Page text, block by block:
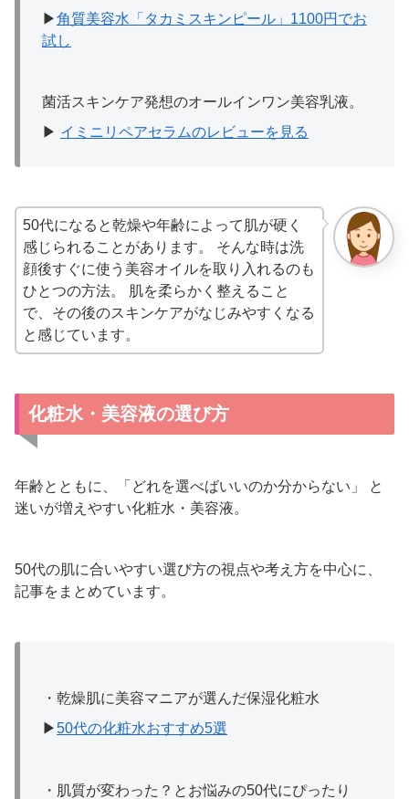
▶角質美容水「タカミスキンピール」1100円でお
試し
菌活スキンケア発想のオールインワン美容乳液。
▶ イミニリペアセラムのレビューを見る
50代になると乾燥や年齢によって肌が硬く
感じられることがあります。 そんな時は洗
顔後すぐに使う美容オイルを取り入れるのも
ひとつの方法。 肌を柔らかく整えること
で、その後のスキンケアがなじみやすくなる
と感じています。
化粧水・美容液の選び方
年齢とともに、「どれを選べばいいのか分からない」 と
迷いが増えやすい化粧水・美容液。
50代の肌に合いやすい選び方の視点や考え方を中心に、
記事をまとめています。
・乾燥肌に美容マニアが選んだ保湿化粧水
▶50代の化粧水おすすめ5選
・肌質が変わった？とお悩みの50代にぴったり